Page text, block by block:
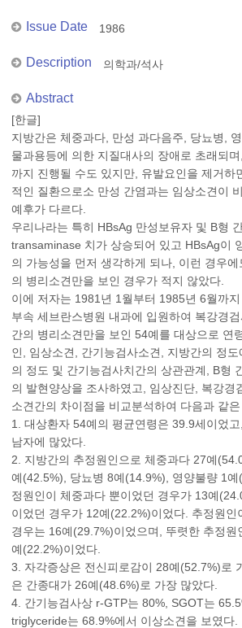
Issue Date 1986
Description 의학과/석사
Abstract
[한글]
지방간은 체중과다, 만성 과다음주, 당뇨병,
물과용등에 의한 지질대사의 장애로 초래되
까지 진행될 수도 있지만, 유발요인을 제거하
적인 질환으로소 만성 간염과는 임상소견이
예후가 다르다.
우리나라는 특히 HBsAg 만성보유자 및 B형
transaminase 치가 상승되어 있고 HBsAg이
의 가능성을 먼저 생각하게 되나, 이런 경우
의 병리소견만을 보인 경우가 적지 않았다.
이에 저자는 1981년 1월부터 1985년 6월까
부속 세브란스병원 내과에 입원하여 복강경
간의 병리소견만을 보인 54예를 대상으로 연
인, 임상소견, 간기능검사소견, 지방간의 정
의 정도 및 간기능검사치간의 상관관계, B형
의 발현양상을 조사하였고, 임상진단, 복강경
소견간의 차이점을 비교분석하여 다음과 같은
1. 대상환자 54예의 평균연령은 39.9세이었
남자에 많았다.
2. 지방간의 추정원인으로 체중과다 27예
예(42.5%), 당뇨병 8예(14.9%), 영양불량 1
정원인이 체중과다 뿐이었던 경우가 13예
이었던 경우가 12예(22.2%)이었다. 추정원인
경우는 16예(29.7%)이었으며, 뚜렷한 추정원
예(22.2%)이었다.
3. 자각증상은 전신피로감이 28예(52.7%)로
은 간종대가 26예(48.6%)로 가장 많았다.
4. 간기능검사상 r-GTP는 80%, SGOT는
triglyceride는 68.9%에서 이상소견을 보였다.